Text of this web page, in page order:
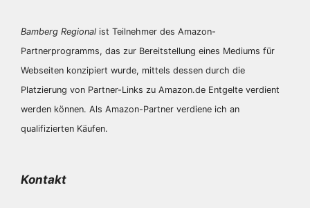
Bamberg Regional ist Teilnehmer des Amazon-
Partnerprogramms, das zur Bereitstellung eines Mediums für
Webseiten konzipiert wurde, mittels dessen durch die
Platzierung von Partner-Links zu Amazon.de Entgelte verdient
werden können. Als Amazon-Partner verdiene ich an
qualifizierten Käufen.
Kontakt